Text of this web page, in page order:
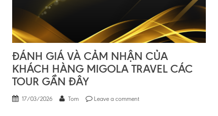
ĐÁNH GIÁ VÀ CẢM NHẬN CỦA
KHÁCH HÀNG MIGOLA TRAVEL CÁC
TOUR GẦN ĐÂY
17/03/2026 Tom Leave a comment